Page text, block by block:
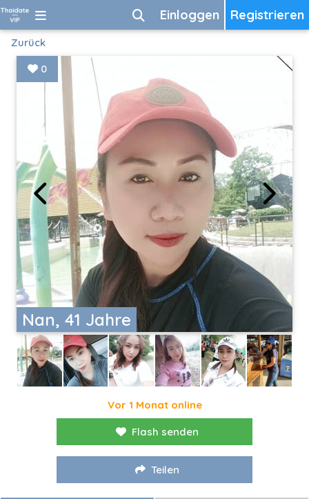
Registrieren
Einloggen
Zurück
Nan, 41 Jahre
0
Vor 1 Monat online
Flash senden
Teilen